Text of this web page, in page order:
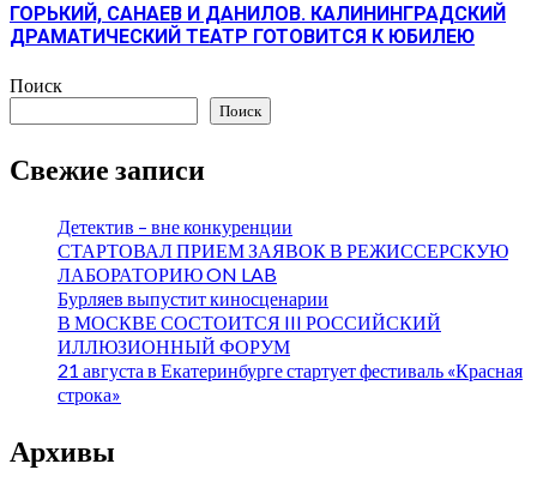
ГОРЬКИЙ, САНАЕВ И ДАНИЛОВ. КАЛИНИНГРАДСКИЙ
ДРАМАТИЧЕСКИЙ ТЕАТР ГОТОВИТСЯ К ЮБИЛЕЮ
Поиск
Поиск
Свежие записи
Детектив – вне конкуренции
СТАРТОВАЛ ПРИЕМ ЗАЯВОК В РЕЖИССЕРСКУЮ
ЛАБОРАТОРИЮ ON LAB
Бурляев выпустит киносценарии
В МОСКВЕ СОСТОИТСЯ III РОССИЙСКИЙ
ИЛЛЮЗИОННЫЙ ФОРУМ
21 августа в Екатеринбурге стартует фестиваль «Красная
строка»
Архивы